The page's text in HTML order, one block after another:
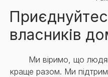
власників
Ми віримо, що
краще разом. Ми